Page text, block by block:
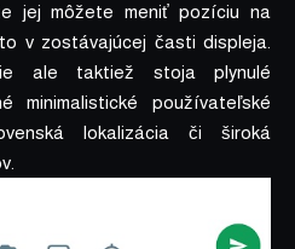
jej môžete meniť pozíciu na
v zostávajúcej časti displeja.
ale taktiež stoja plynulé
minimalistické používateľské
lokalizácia či široká